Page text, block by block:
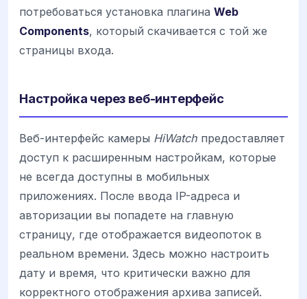
потребоваться установка плагина Web
Components, который скачивается с той же
страницы входа.
Настройка через веб-интерфейс
Веб-интерфейс камеры HiWatch предоставляет
доступ к расширенным настройкам, которые
не всегда доступны в мобильных
приложениях. После ввода IP-адреса и
авторизации вы попадете на главную
страницу, где отображается видеопоток в
реальном времени. Здесь можно настроить
дату и время, что критически важно для
корректного отображения архива записей.